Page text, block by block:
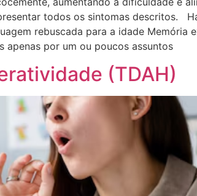
todos os sintomas descritos.
rebuscada para a idade Memória
por um ou poucos assuntos
(TDAH)